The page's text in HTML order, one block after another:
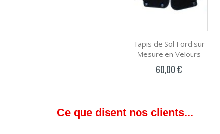
Tapis de Sol Ford sur
Mesure en Velours
60,00 €
Ce que disent nos clients...